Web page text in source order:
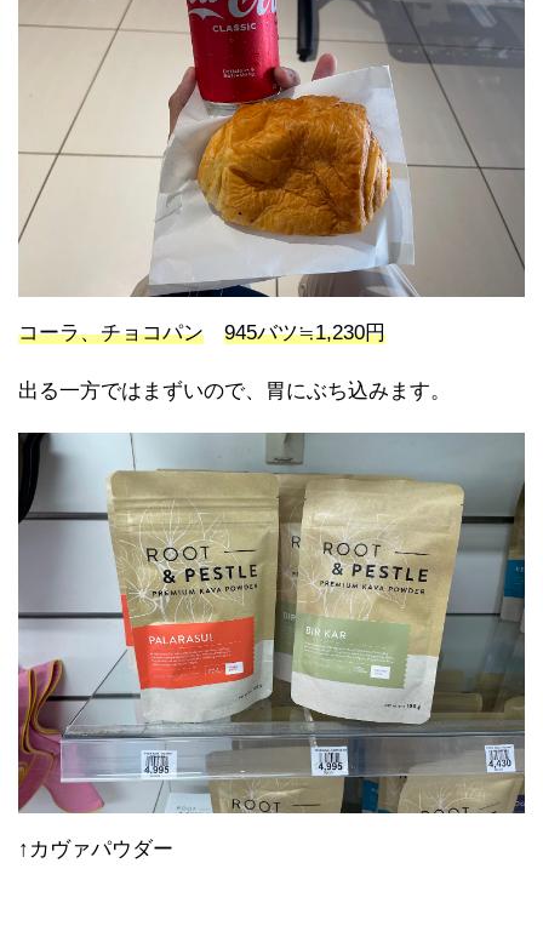
コーラ、チョコパン 945バツ≒1,230円
出る一方ではまずいので、胃にぶち込みます。
↑カヴァパウダー